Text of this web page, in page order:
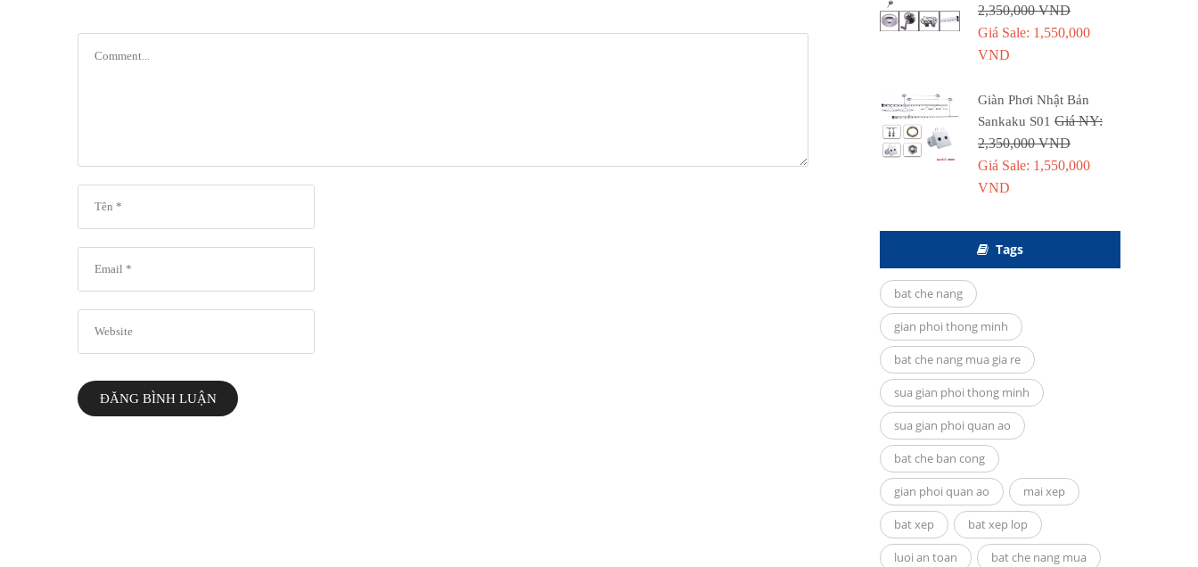
ĐĂNG BÌNH LUẬN
2,350,000 VND
Giá Sale: 1,550,000
VND
Giàn Phơi Nhật Bản
Sankaku S01 Giá NY:
2,350,000 VND
Giá Sale: 1,550,000
VND
Tags
bat che nang
gian phoi thong minh
bat che nang mua gia re
sua gian phoi thong minh
sua gian phoi quan ao
bat che ban cong
gian phoi quan ao mai xep
bat xep bat xep lop
luoi an toan bat che nang mua